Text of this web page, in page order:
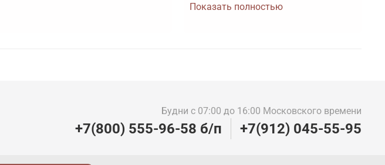
Показать полностью
Будни с 07:00 до 16:00 Московского времени
+7(800) 555-96-58 б/п +7(912) 045-55-95